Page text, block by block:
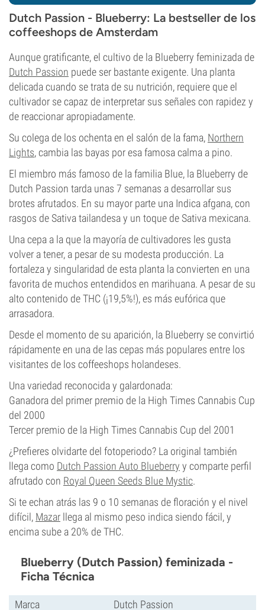
Dutch Passion - Blueberry: La bestseller de los
coffeeshops de Amsterdam
Aunque gratificante, el cultivo de la Blueberry feminizada de
Dutch Passion puede ser bastante exigente. Una planta
delicada cuando se trata de su nutrición, requiere que el
cultivador se capaz de interpretar sus señales con rapidez y
de reaccionar apropiadamente.
Su colega de los ochenta en el salón de la fama, Northern
Lights, cambia las bayas por esa famosa calma a pino.
El miembro más famoso de la familia Blue, la Blueberry de
Dutch Passion tarda unas 7 semanas a desarrollar sus
brotes afrutados. En su mayor parte una Indica afgana, con
rasgos de Sativa tailandesa y un toque de Sativa mexicana.
Una cepa a la que la mayoría de cultivadores les gusta
volver a tener, a pesar de su modesta producción. La
fortaleza y singularidad de esta planta la convierten en una
favorita de muchos entendidos en marihuana. A pesar de su
alto contenido de THC (¡19,5%!), es más eufórica que
arrasadora.
Desde el momento de su aparición, la Blueberry se convirtió
rápidamente en una de las cepas más populares entre los
visitantes de los coffeeshops holandeses.
Una variedad reconocida y galardonada:
Ganadora del primer premio de la High Times Cannabis Cup
del 2000
Tercer premio de la High Times Cannabis Cup del 2001
¿Prefieres olvidarte del fotoperiodo? La original también
llega como Dutch Passion Auto Blueberry y comparte perfil
afrutado con Royal Queen Seeds Blue Mystic.
Si te echan atrás las 9 o 10 semanas de floración y el nivel
difícil, Mazar llega al mismo peso indica siendo fácil, y
encima sube a 20% de THC.
Blueberry (Dutch Passion) feminizada -
Ficha Técnica
Marca Dutch Passion